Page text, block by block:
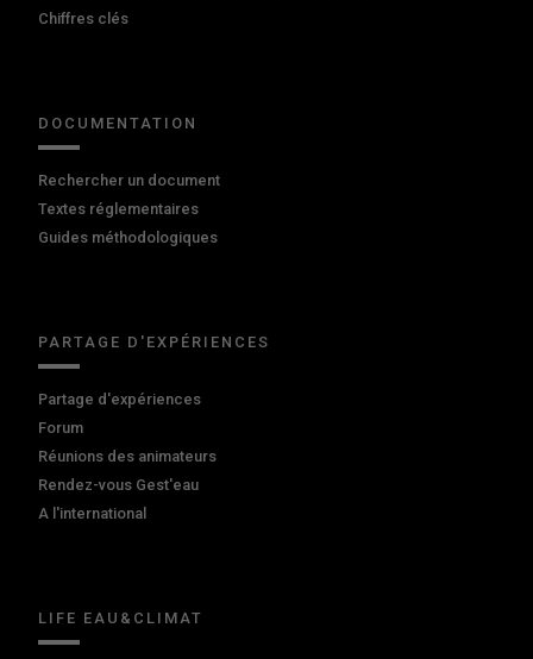
Chiffres clés
DOCUMENTATION
Rechercher un document
Textes réglementaires
Guides méthodologiques
PARTAGE D'EXPÉRIENCES
Partage d'expériences
Forum
Réunions des animateurs
Rendez-vous Gest'eau
A l'international
LIFE EAU&CLIMAT